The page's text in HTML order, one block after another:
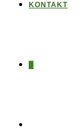
KONTAKT
0